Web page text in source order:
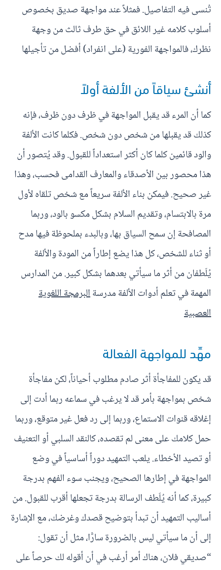
تُنسى فيه التفاصيل. فمثلاً عند مواجهة صديق بخصوص
أسلوب كلامه غير اللائق في حق طرف ثالث من وجهة
نظرك، فالمواجهة الفورية (على انفراد) أفضل من تأجيلها
أنشئ سياقاً من الألفة أولاً
كما أن المرء قد يقبل المواجهة في ظرف دون ظرف، فإنه
كذلك قد يقبلها من شخص دون شخص. فكلما كانت الألفة
والود قائمين كلما كان أكثر استعداداً للقبول. وقد يُتصور أن
هذا محصور بين الأصدقاء والمعارف القدامى فحسب، وهذا
غير صحيح. فيمكن بناء الألفة سريعاً مع شخص تلقاه لأول
مرة بالابتسام، وتقديم السلام بشكل مكسو بالود، وربما
المصافحة إن سمح السياق بها، وبالبدء بملحوظة فيها مدح
أو ثناء للشخص، كل هذا يضع إطاراً من المودة والألفة
يُلَطفان من أثر ما سيأتي بعدهما بشكل كبير. من المدارس
المهمة في تعلم أدوات الألفة مدرسةالبرمجة اللغوية
العصبية
مهِّد للمواجهة الفعالة
قد يكون للمفاجأة أثر صادم مطلوب أحياناً، لكن مفاجأة
شخص بمواجهة بأمر قد لا يرغب في سماعه ربما أدت إلى
إغلاقه قنوات الاستماع، وربما إلى رد فعل غير متوقع، وربما
حمل كلامك على معنى لم تقصده، كالنقد السلبي أو التعنيف
أو تصيد الأخطاء. يلعب التمهيد دوراً أساسياً في وضع
المواجهة في إطارها الصحيح، ويجنب سوء الفهم بدرجة
كبيرة، كما أنه يُلَطف الرسالة بدرجة تجعلها أقرب للقبول. من
أساليب التمهيد أن تبدأ بتوضيح قصدك وغرضك، مع الإشارة
إلى أن ما سيأتي ليس بالضرورة سارًّا، مثل أن تقول:
“صديقي فلان، هناك أمر أرغب في أن أقوله لك حرصاً على